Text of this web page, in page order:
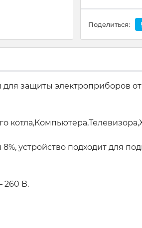
Поделиться:
защиты электроприборов
устройство подходит для
260 В.